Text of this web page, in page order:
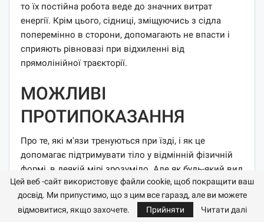
то їх постійна робота веде до значних витрат
енергії. Крім цього, сідниці, зміщуючись з сідла
поперемінно в сторони, допомагають не впасти і
сприяють рівновазі при відхиленні від
прямолінійної траєкторії.
МОЖЛИВІ
ПРОТИПОКАЗАННЯ
Про те, які м'язи тренуються при їзді, і як це
допомагає підтримувати тіло у відмінній фізичній
формі, в деякій мірі зрозуміло. Але як будь-який вид
спорту, велосипедні заняття мають свої
протипоказання. Крутити педалі заборонено тим,
хто має:
Цей веб -сайт використовує файли cookie, щоб покращити ваш
досвід. Ми припустимо, що з цим все гаразд, але ви можете
відмовитися, якщо захочете.
Прийняти Читати далі